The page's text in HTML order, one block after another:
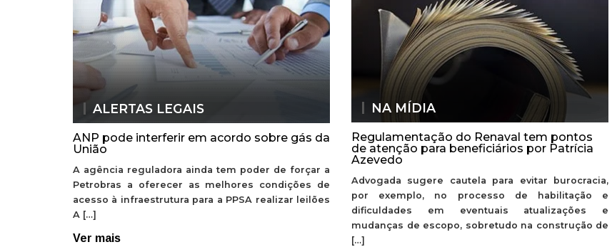
ALERTAS LEGAIS
ANP pode interferir em acordo sobre gás da
União
A agência reguladora ainda tem poder de forçar a
Petrobras a oferecer as melhores condições de
acesso à infraestrutura para a PPSA realizar leilões
A […]
Ver mais
NA MÍDIA
Regulamentação do Renaval tem pontos
de atenção para beneficiários por Patrícia
Azevedo
Advogada sugere cautela para evitar burocracia,
por exemplo, no processo de habilitação e
dificuldades em eventuais atualizações e
mudanças de escopo, sobretudo na construção de
[…]